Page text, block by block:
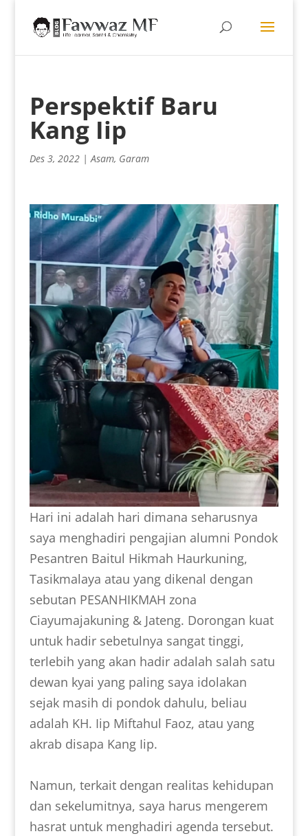
Perspektif Baru
Kang Iip
Des 3, 2022|Asam, Garam
Hari ini adalah hari dimana seharusnya
saya menghadiri pengajian alumni Pondok
Pesantren Baitul Hikmah Haurkuning,
Tasikmalaya atau yang dikenal dengan
sebutan PESANHIKMAH zona
Ciayumajakuning & Jateng. Dorongan kuat
untuk hadir sebetulnya sangat tinggi,
terlebih yang akan hadir adalah salah satu
dewan kyai yang paling saya idolakan
sejak masih di pondok dahulu, beliau
adalah KH. Iip Miftahul Faoz, atau yang
akrab disapa Kang Iip.
Namun, terkait dengan realitas kehidupan
dan sekelumitnya, saya harus mengerem
hasrat untuk menghadiri agenda tersebut.